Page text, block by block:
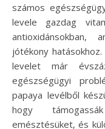
számos
levele gazdag
antioxidánsokban,
jótékony
levelet már
egészségügyi
papaya levélből
hogy
emésztésüket, és